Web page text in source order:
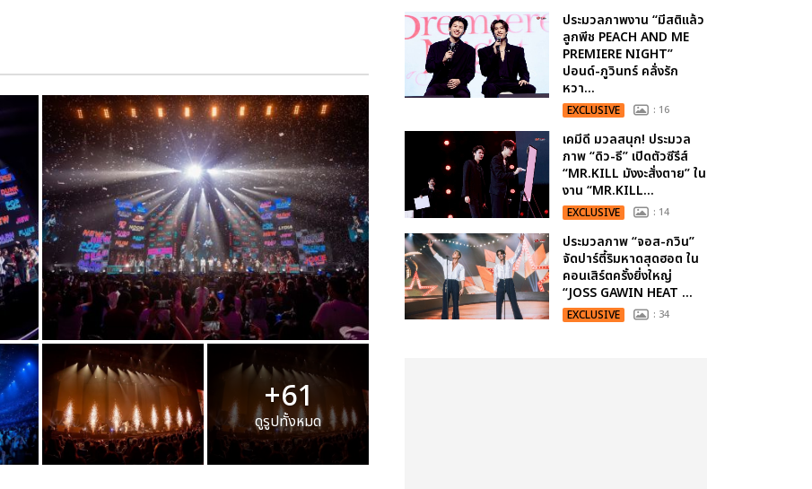
+61
ดูรูปทั้งหมด
ประมวลภาพงาน “มีสติแล้ว
ลูกพีช PEACH AND ME
PREMIERE NIGHT”
ปอนด์-ภูวินทร์ คลั่งรัก
หวา...
EXCLUSIVE : 16
เคมีดี มวลสนุก! ประมวล
ภาพ “ดิว-ธี” เปิดตัวซีรีส์
“MR.KILL มังงะสั่งตาย” ใน
งาน “MR.KILL...
EXCLUSIVE : 14
ประมวลภาพ “จอส-กวิน”
จัดปาร์ตี้ริมหาดสุดฮอต ใน
คอนเสิร์ตครั้งยิ่งใหญ่
“JOSS GAWIN HEAT ...
EXCLUSIVE : 34